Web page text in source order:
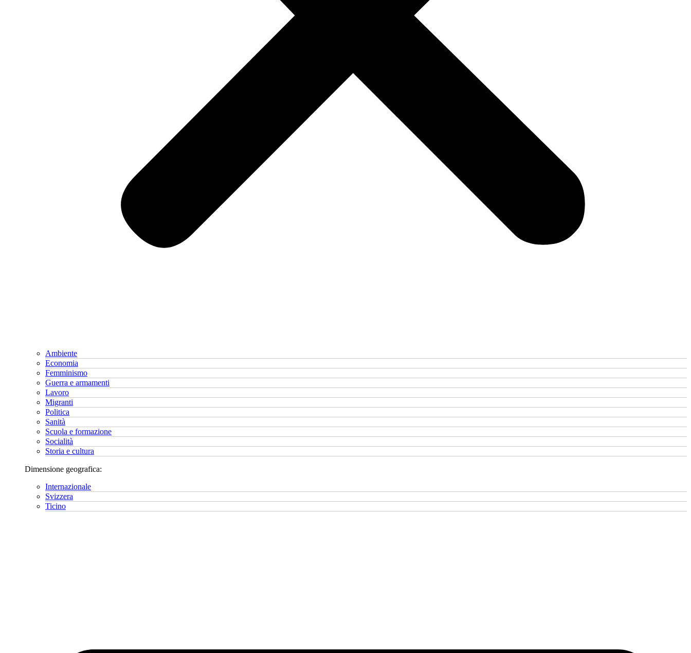
Ambiente
Economia
Femminismo
Guerra e armamenti
Lavoro
Migranti
Politica
Sanità
Scuola e formazione
Socialità
Storia e cultura
Dimensione geografica:
Internazionale
Svizzera
Ticino